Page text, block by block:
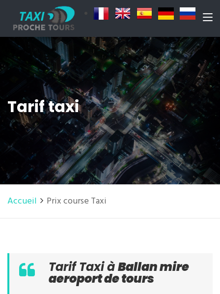
Tarif taxi
Accueil Prix course Taxi
Tarif Taxi àBallan mire
aeroport de tours